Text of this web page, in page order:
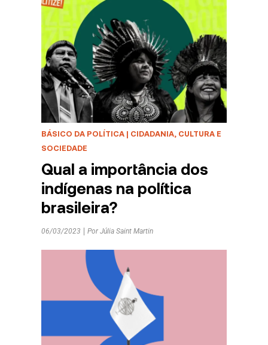
BÁSICO DA POLÍTICA| CIDADANIA, CULTURA E
SOCIEDADE
Qual a importância dos
indígenas na política
brasileira?
06/03/2023 Por Júlia Saint Martin